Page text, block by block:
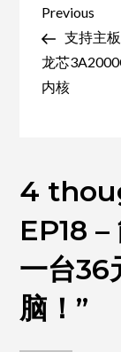
文
章
导
航
Previous
Post
Previous
支持主
龙芯
内核
4
EP18
一台36
脑！ ”